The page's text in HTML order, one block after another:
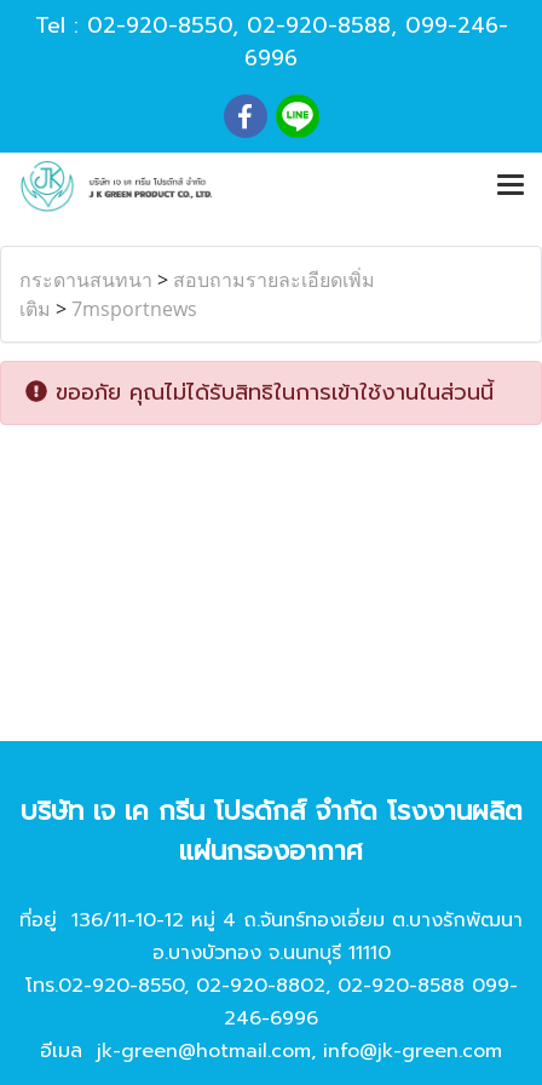
Tel : 02-920-8550, 02-920-8588, 099-246-
6996
กระดานสนทนา > สอบถามรายละเอียดเพิ่ม
เติม >7msportnews
ขออภัย คุณไม่ได้รับสิทธิในการเข้าใช้งานในส่วนนี้
บริษัท เจ เค กรีน โปรดักส์ จํากัด โรงงานผลิต
แผ่นกรองอากาศ
ที่อยู่ 136/11-10-12 หมู่ 4 ถ.จันทร์ทองเอี่ยม ต.บางรักพัฒนา
อ.บางบัวทอง จ.นนทบุรี 11110
โทร.02-920-8550, 02-920-8802, 02-920-8588 099-
246-6996
อีเมล jk-green@hotmail.com, info@jk-green.com